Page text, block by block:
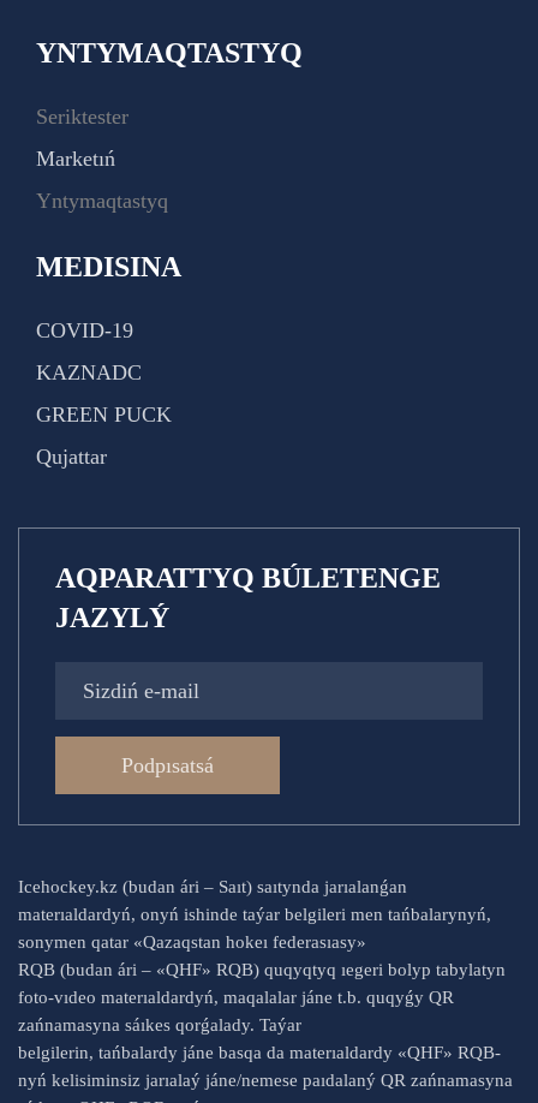
YNTYMAQTASTYQ
Seriktester
Marketıń
Yntymaqtastyq
MEDISINA
COVID-19
KAZNADC
GREEN PUCK
Qujattar
AQPARATTYQ BÚLETENGE
JAZYLÝ
Podpısatsá
Icehockey.kz (budan ári – Saıt) saıtynda jarıalanǵan
materıaldardyń, onyń ishinde taýar belgileri men tańbalarynyń,
sonymen qatar «Qazaqstan hokeı federasıasy»
RQB (budan ári – «QHF» RQB) quqyqtyq ıegeri bolyp tabylatyn
foto-vıdeo materıaldardyń, maqalalar jáne t.b. quqyǵy QR
zańnamasyna sáıkes qorǵalady. Taýar
belgilerin, tańbalardy jáne basqa da materıaldardy «QHF» RQB-
nyń kelisiminsiz jarıalaý jáne/nemese paıdalaný QR zańnamasyna